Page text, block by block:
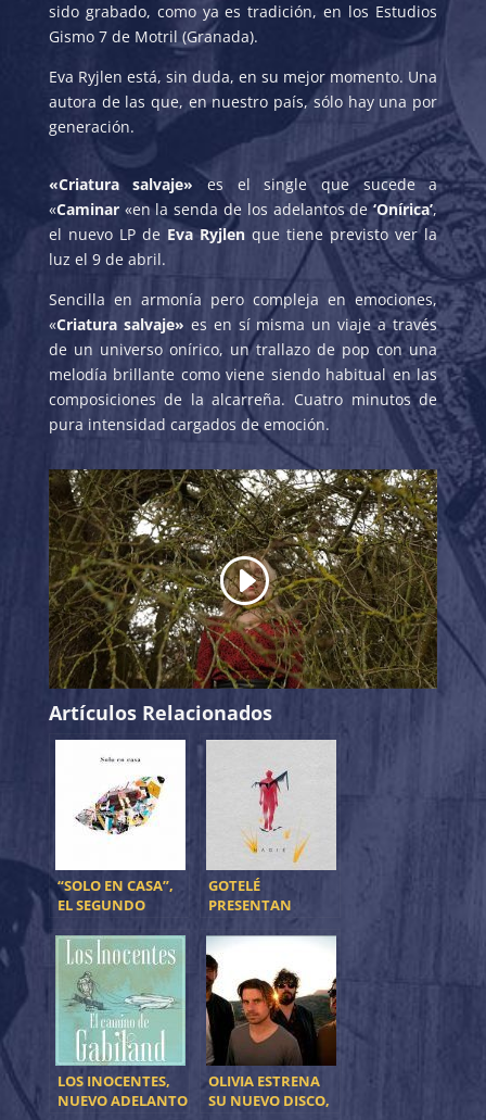
sido grabado, como ya es tradición, en los Estudios
Gismo 7 de Motril (Granada).
Eva Ryjlen está, sin duda, en su mejor momento. Una
autora de las que, en nuestro país, sólo hay una por
generación.
«Criatura salvaje» es el single que sucede a
«Caminar«en la senda de los adelantos de‘Onírica’,
el nuevo LP de Eva Ryjlen que tiene previsto ver la
luz el 9 de abril.
Sencilla en armonía pero compleja en emociones,
«Criatura salvaje» es en sí misma un viaje a través
de un universo onírico, un trallazo de pop con una
melodía brillante como viene siendo habitual en las
composiciones de la alcarreña. Cuatro minutos de
pura intensidad cargados de emoción.
Artículos Relacionados
“SOLO EN CASA”,
EL SEGUNDO
ADELANTO DEL
NUEVO EP DE
BISAGRA
GOTELÉ
PRESENTAN
«NADIE», PRIMER
ADELANTO DE SU
NUEVO DISCO
LOS INOCENTES,
NUEVO ADELANTO
OLIVIA ESTRENA
SU NUEVO DISCO,